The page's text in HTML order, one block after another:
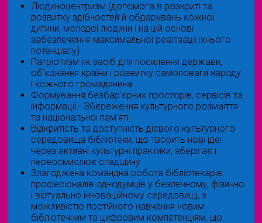
Людиноцентризм (допомога в розкриті та
розвитку здібностей й обдарувань кожної
дитини, молодої людини і на цій основі
забезпечення максимальної реалізації їхнього
потенціалу)
Патріотизм як засіб для посилення держави,
об'єднання країни і розвитку самоповаги народу
і кожного громадянина
Формування безбар’єрних просторів, сервісів та
інформації - Збереження культурного розмаїття
та національної пам’яті
Відкритість та доступність дієвого культурного
середовища бібліотеки, що творить нові ідеї
через активні культурні практики, зберігає і
переосмислює спадщину
Злагоджена командна робота бібліотекарів
професіоналів-однодумців у безпечному, фізично
і віртуально інноваційному середовищі, з
можливістю постійного навчання новим
бібліотечним та цифровим компетенціям, що